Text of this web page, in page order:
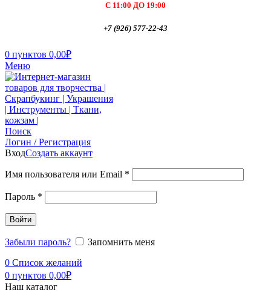
С 11:00 ДО 19:00
+7 (926) 577-22-43
0 пунктов 0,00₽
Меню
Поиск
Логин / Регистрация
ВходСоздать аккаунт
Имя пользователя или Email *
Пароль *
Войти
Забыли пароль?
Запомнить меня
0 Список желаний
0 пунктов 0,00₽
Наш каталог